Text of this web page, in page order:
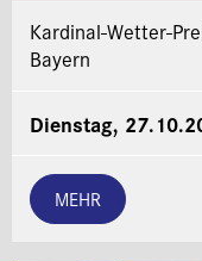
Kardinal-Wetter-
Bayern
Dienstag,
MEHR